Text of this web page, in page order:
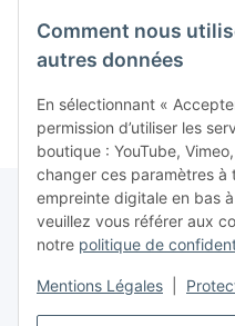
Comment nous
autres données
En sélectionnant «
permission d’utiliser les
boutique : YouTube,
changer ces paramètres à
empreinte digitale en bas
veuillez vous référer aux
notre politique de
Mentions Légales
acceptable) - Atari
2600
2,99 €*
Contrat